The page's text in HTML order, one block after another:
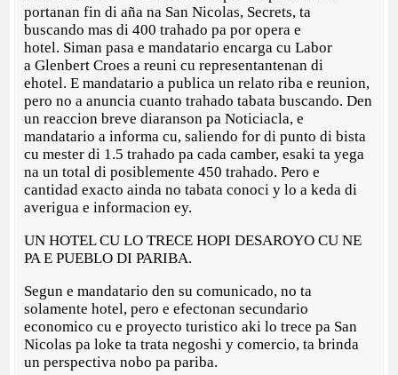
portanan fin di aña na San Nicolas, Secrets, ta
buscando mas di 400 trahado pa por opera e
hotel. Siman pasa e mandatario encarga cu Labor
a Glenbert Croes a reuni cu representantenan di
ehotel. E mandatario a publica un relato riba e reunion,
pero no a anuncia cuanto trahado tabata buscando. Den
un reaccion breve diaranson pa Noticiacla, e
mandatario a informa cu, saliendo for di punto di bista
cu mester di 1.5 trahado pa cada camber, esaki ta yega
na un total di posiblemente 450 trahado. Pero e
cantidad exacto ainda no tabata conoci y lo a keda di
averigua e informacion ey.
UN HOTEL CU LO TRECE HOPI DESAROYO CU NE
PA E PUEBLO DI PARIBA.
Segun e mandatario den su comunicado, no ta
solamente hotel, pero e efectonan secundario
economico cu e proyecto turistico aki lo trece pa San
Nicolas pa loke ta trata negoshi y comercio, ta brinda
un perspectiva nobo pa pariba.